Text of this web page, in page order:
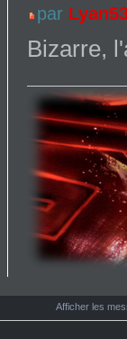
par
Bizarre,
Afficher les